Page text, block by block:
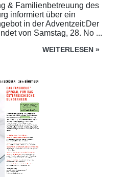
& Familienbetreuung des
informiert über ein
in der Adventzeit:Der
von Samstag, 28. No ...
WEITERLESEN »